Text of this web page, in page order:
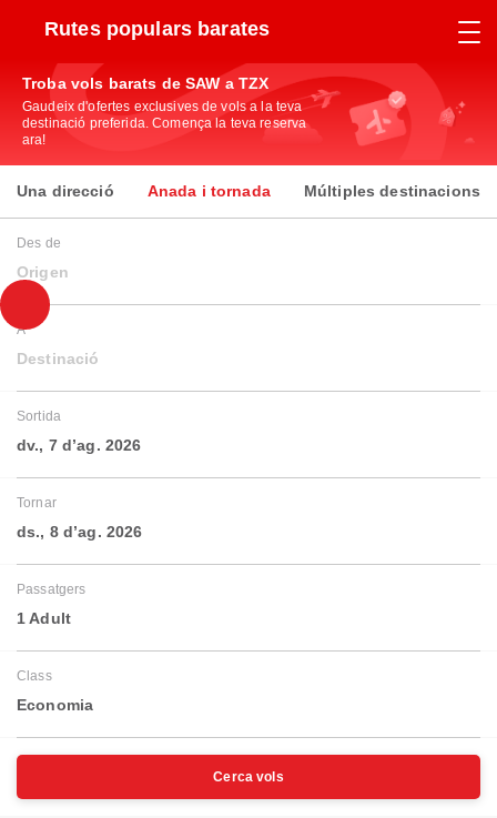
Rutes populars barates
Troba vols barats de SAW a TZX
Gaudeix d'ofertes exclusives de vols a la teva
destinació preferida. Comença la teva reserva
ara!
Una direcció Anada i tornada Múltiples destinacions
Des de
Origen
A
Destinació
Sortida
dv., 7 d’ag. 2026
Tornar
ds., 8 d’ag. 2026
Passatgers
1 Adult
Class
Economia
Cerca vols